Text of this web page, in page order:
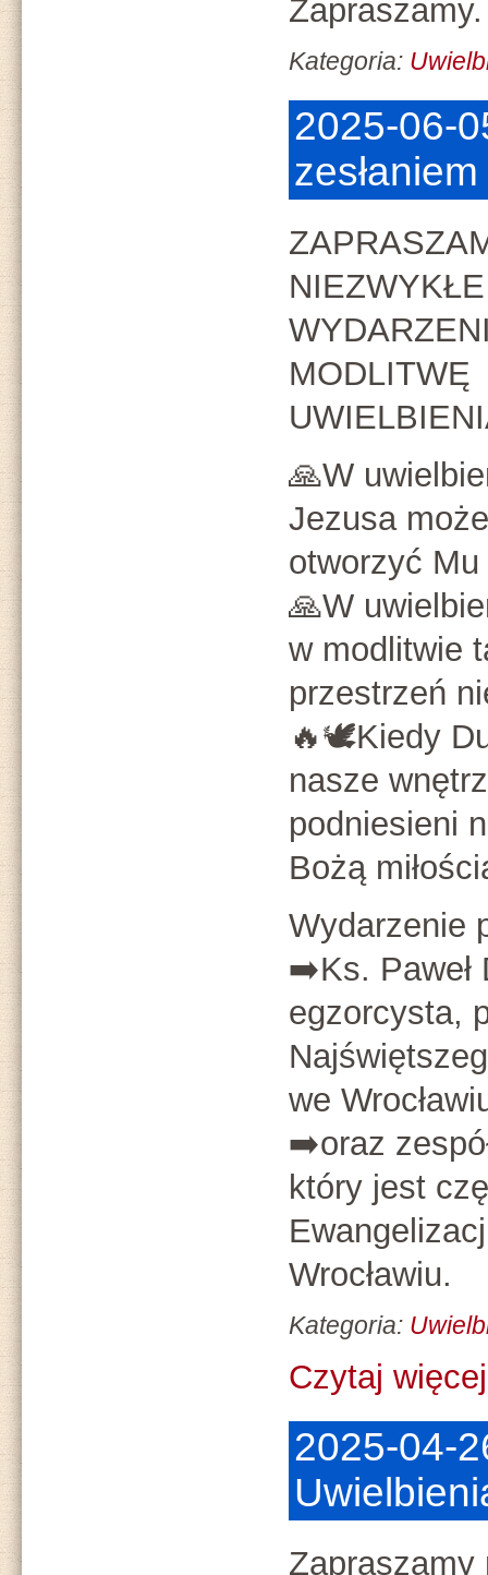
Zapraszamy.
Kategoria:
2025-06-
NIEZWYKŁE
MODLITWĘ
🙏W
Jezusa
otworzyć Mu
🙏W
w modlitwie
przestrzeń
🔥🕊Kiedy
nasze
podniesieni
Bożą
Wydarzenie
➡️Ks. Paweł
egzorcysta,
we
➡️oraz
który jest
Wrocławiu.
Kategoria:
Czytaj
2025-04-
Zapraszamy